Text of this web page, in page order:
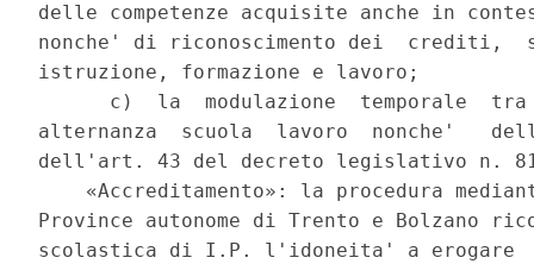
delle competenze acquisite anche in
nonche' di riconoscimento dei  crediti,
istruzione, formazione e lavoro;
c)  la  modulazione  temporale
alternanza  scuola  lavoro  nonche'
dell'art. 43 del decreto legislativo n.
«Accreditamento»: la procedura
Province autonome di Trento e Bolzano
scolastica di I.P. l'idoneita' a